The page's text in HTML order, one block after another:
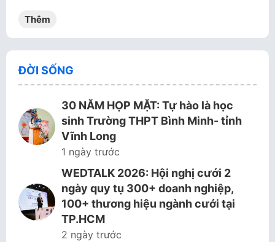
Thêm
ĐỜI SỐNG
30 NĂM HỌP MẶT: Tự hào là học
sinh Trường THPT Bình Minh- tỉnh
Vĩnh Long
1 ngày trước
WEDTALK 2026: Hội nghị cưới 2
ngày quy tụ 300+ doanh nghiệp,
100+ thương hiệu ngành cưới tại
TP.HCM
2 ngày trước